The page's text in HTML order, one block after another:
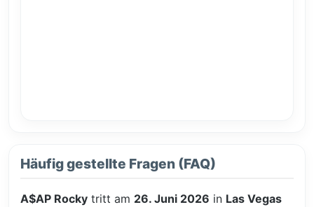
Häufig gestellte Fragen (FAQ)
A$AP Rocky tritt am 26. Juni 2026 in Las Vegas